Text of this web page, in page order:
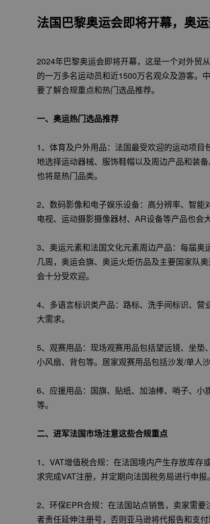
法国巴黎奥运会即将开幕，奥
2024年巴黎奥运会即将开幕，这是一个对外贸
的一万多名运动员和近1500万名观众及游客。
要了解合规重点和热门选品推荐。
一、奥运热门选品推荐
1、体育及户外用品：法国最受欢迎的运动项
地选择运动器械、服饰鞋帽以及周边产品和装
也将是热门品类。
2、数码影像和电子娱乐设备：高分辨率、智
电视、运动摄影摄像器材、AR设备等产品也会
3、奥运元素和法国文化元素周边产品：每届
几周，奥运会旗、奥运火炬仿品及主要国家队
会十分受欢迎。
4、多语言标识类产品：路标、洗手间标识、
大需求。
5、观赛用品：现场观赛用品包括望远镜、坐垫
小风扇、背包等。居家观赛用品包括沙发/单人
6、应援用品：国旗、贴纸、加油棒、哨子、
等。
二、进军法国市场注意这些合规重点
1、VAT增值税合规：在法国境内产生存放库
求完成VAT注册，并定期向法国税务局进行申报。
2、环保EPR合规：在法国站点销售，卖家需
者责任延伸注册号，否则亚马逊将代报告和支付